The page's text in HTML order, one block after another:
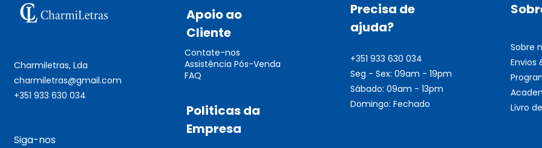
Charmiletras, Lda
charmiletras@gmail.com
+351 933 630 034
Siga-nos
Apoio ao
Cliente
Contate-nos
Assistência Pós-Venda
FAQ
Politicas da
Empresa
Precisa de
ajuda?
+351 933 630 034
Seg - Sex: 09am - 19pm
Sábado: 09am - 13pm
Domingo: Fechado
Sobre
Envios
Livro